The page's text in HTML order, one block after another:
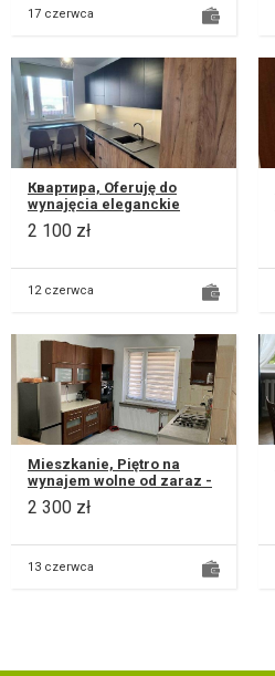
17 czerwca
Квартира, Oferuję do
wynajęcia eleganckie
czyściutkie, w pełni
urządzone mieszkanie
2 100 zł
12 czerwca
Mieszkanie, Piętro na
wynajem wolne od zaraz -
świeżo po remoncie - 48m2
- piętro domu jednorodzi...
2 300 zł
13 czerwca